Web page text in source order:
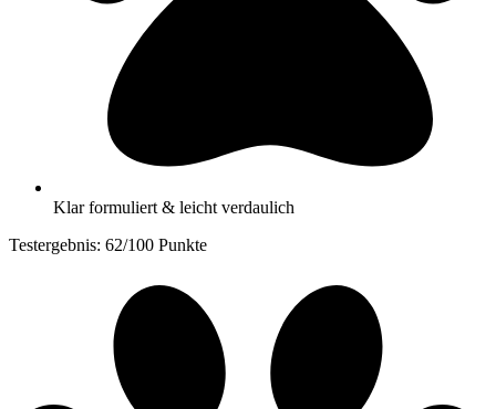
Klar formuliert & leicht verdaulich
Testergebnis: 62/100 Punkte